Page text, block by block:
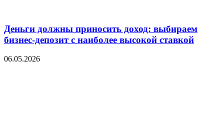
Деньги должны приносить доход: выбираем
бизнес-депозит с наиболее высокой ставкой
06.05.2026